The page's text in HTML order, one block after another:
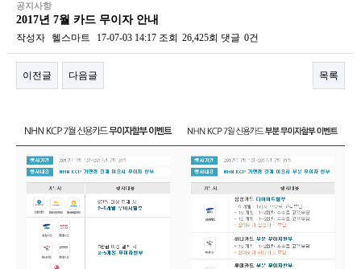
공지사항
2017년 7월 카드 무이자 안내
작성자 헬스마트 17-07-03 14:17 조회 26,425회 댓글 0건
이전글 다음글 목록